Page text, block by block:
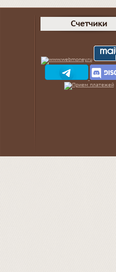
Счетчики